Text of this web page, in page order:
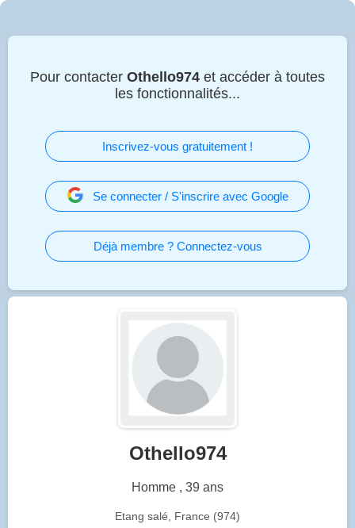
Pour contacter Othello974 et accéder à toutes
les fonctionnalités...
Inscrivez-vous gratuitement !
Se connecter / S'inscrire avec Google
Déjà membre ? Connectez-vous
Othello974
Homme , 39 ans
Etang salé, France (974)